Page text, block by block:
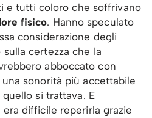
e tutti coloro che soffrivano
fisico. Hanno speculato
considerazione degli
certezza che la
abboccato con
una sonorità più accettabile
si trattava. E
era difficile reperirla grazie